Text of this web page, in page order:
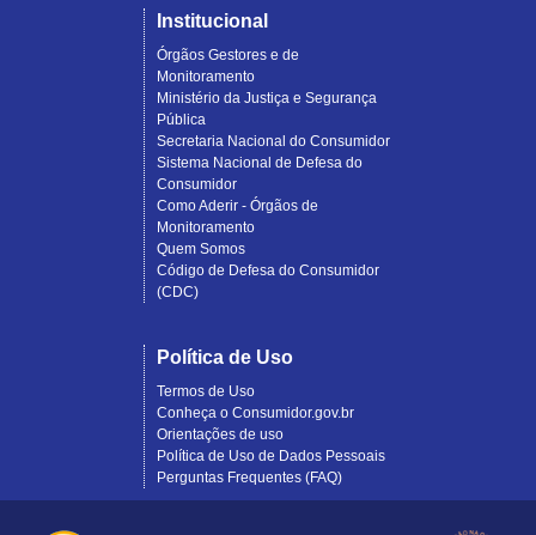
Institucional
Órgãos Gestores e de
Monitoramento
Ministério da Justiça e Segurança
Pública
Secretaria Nacional do Consumidor
Sistema Nacional de Defesa do
Consumidor
Como Aderir - Órgãos de
Monitoramento
Quem Somos
Código de Defesa do Consumidor
(CDC)
Política de Uso
Termos de Uso
Conheça o Consumidor.gov.br
Orientações de uso
Política de Uso de Dados Pessoais
Perguntas Frequentes (FAQ)